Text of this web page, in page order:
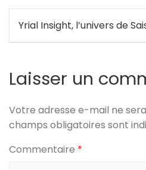
Navigation
de
l’article
Yrial Insight, l’univers de
Laisser un
Votre adresse e-mail ne
champs obligatoires sont
Commentaire *